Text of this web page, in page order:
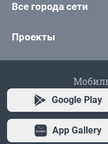
Все города сети
Проекты
Google Play
App Gallery